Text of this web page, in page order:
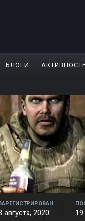
БЛОГИ АКТИВНОСТЬ
августа, 2020